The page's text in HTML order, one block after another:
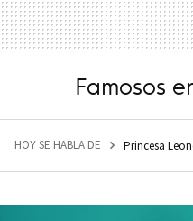
Famosos
HOY SE HABLA DE Princesa